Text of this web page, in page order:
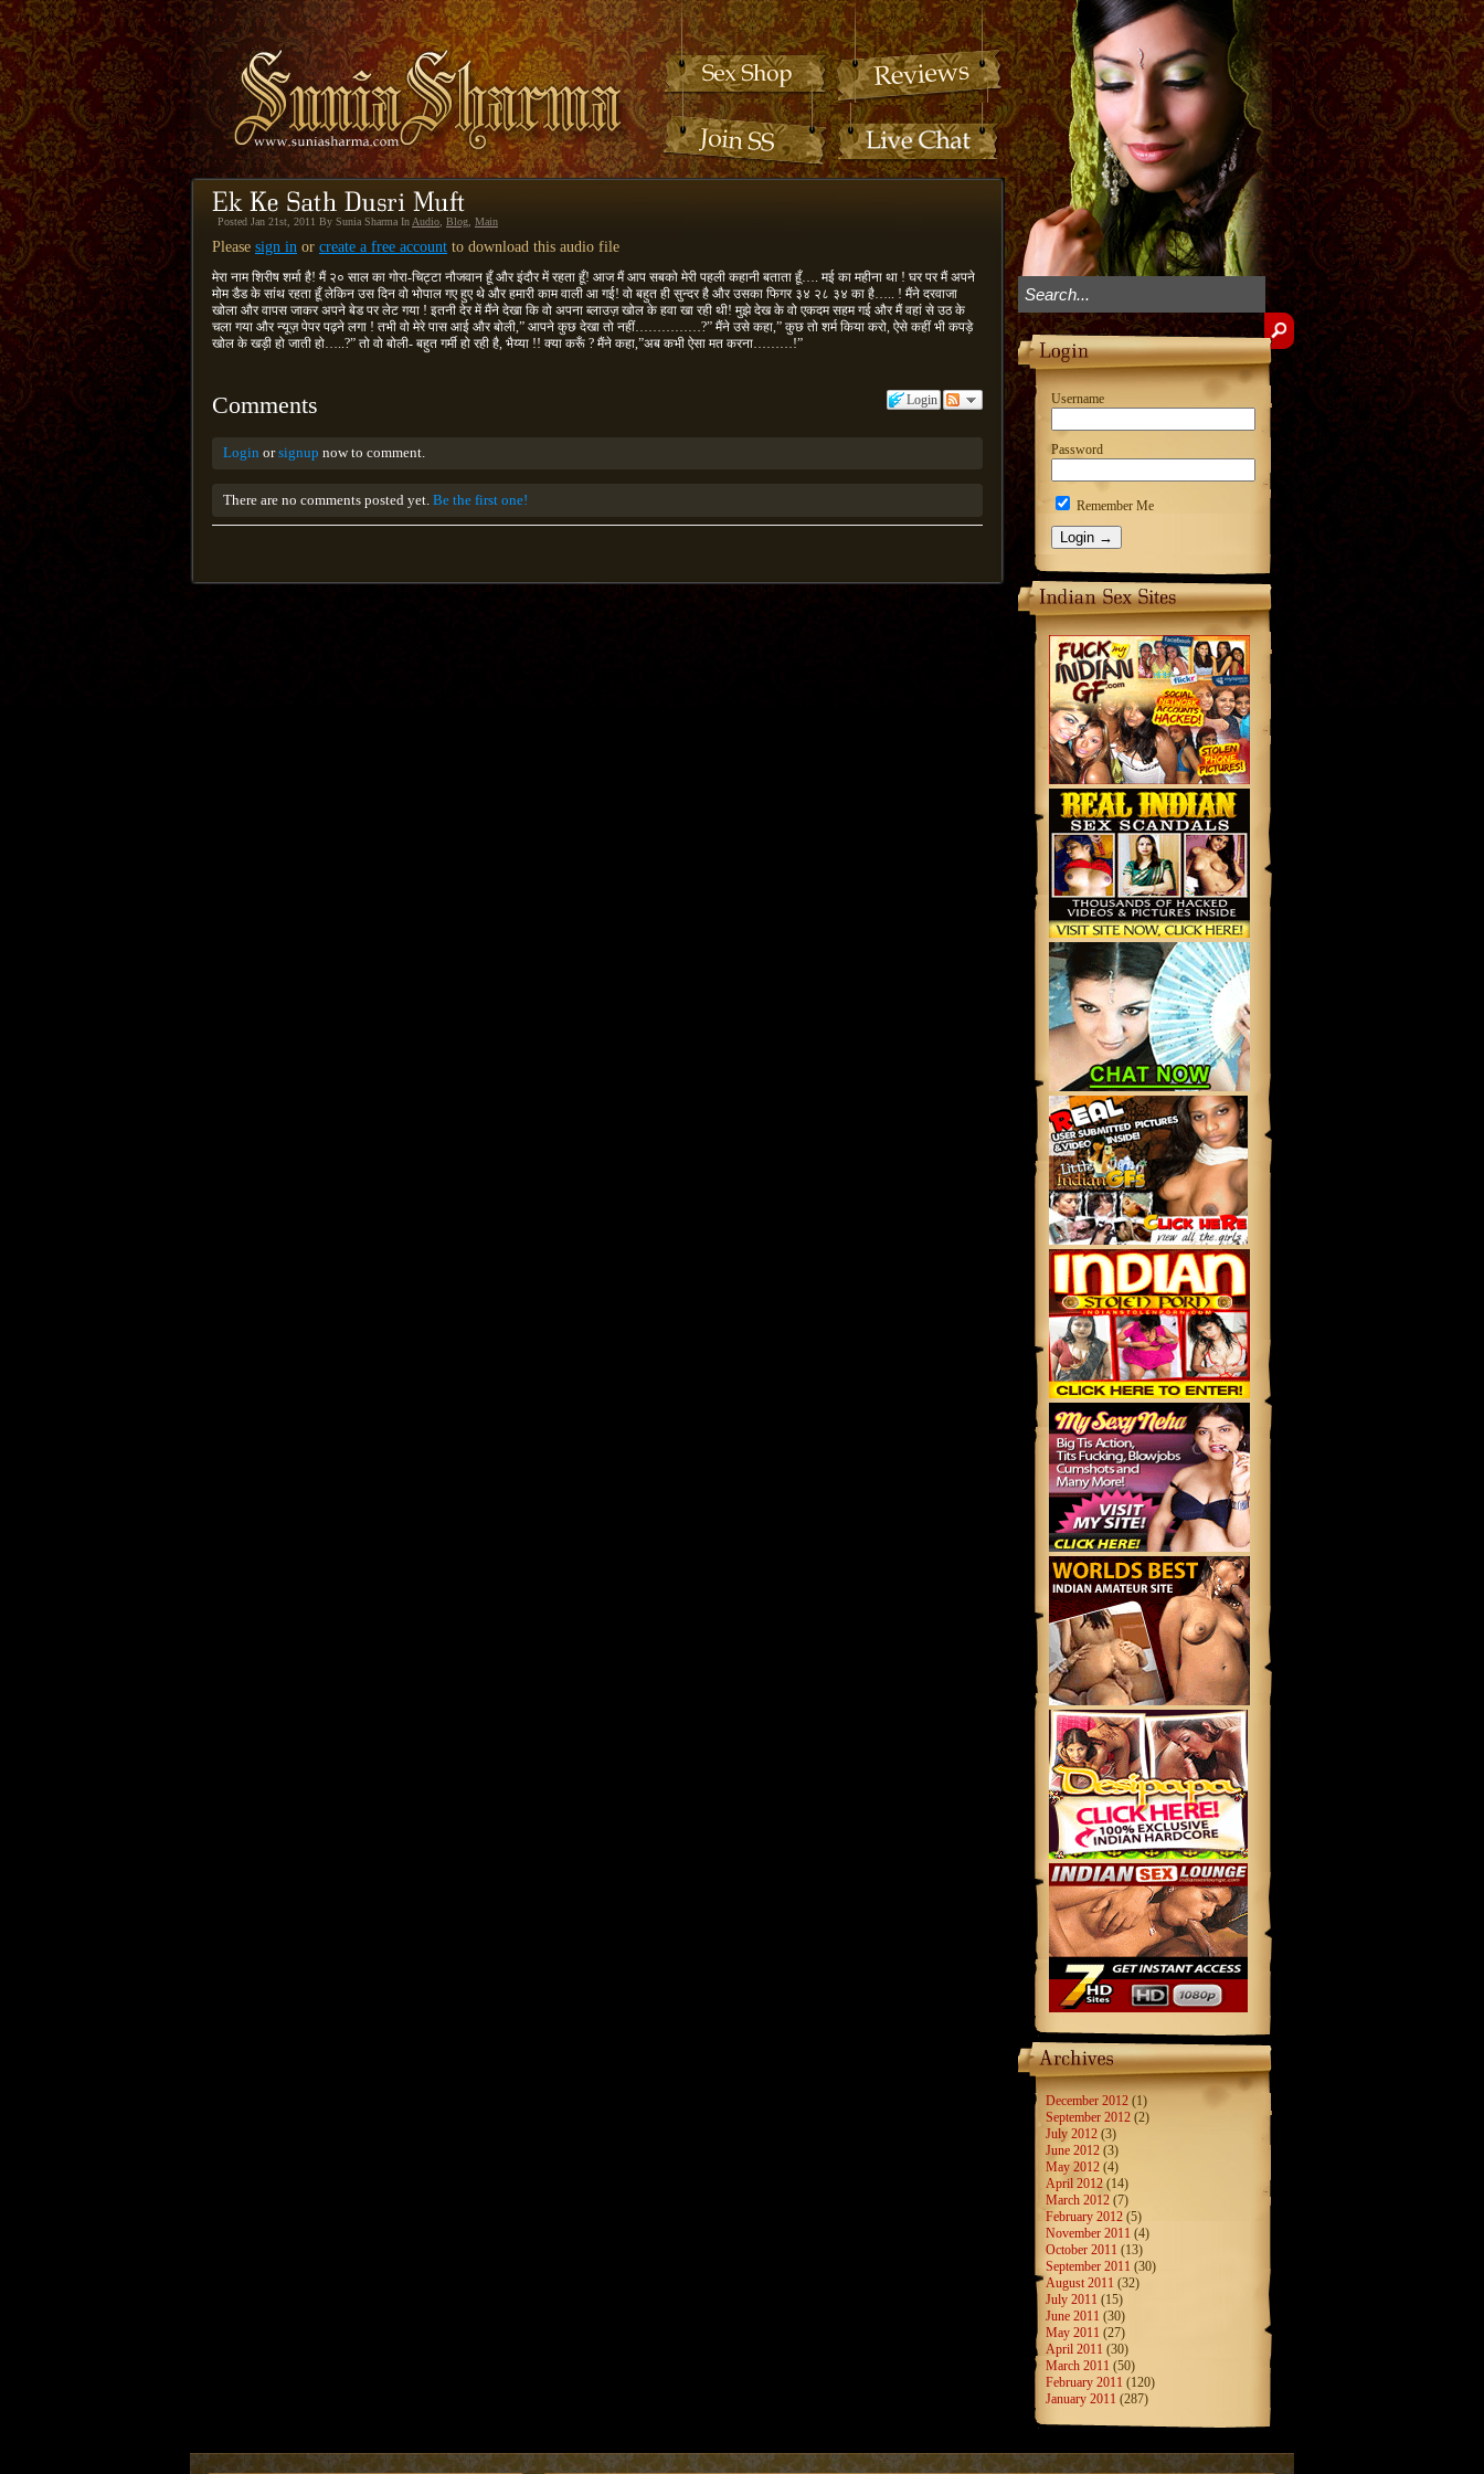
Posted Jan 21st, 2011 By Sunia Sharma In Audio Blog Main
Please sign in or create a free account to download this audio file
मेरा नाम शिरीष शर्मा है! मैं २० साल का गोरा-चिट्टा नौजवान हूँ और इंदौर में रहता हूँ! आज मैं आप सबको मेरी पहली कहानी बताता हूँ…. मई का महीना था ! घर पर मैं अपने
मोम डैड के सांथ रहता हूँ लेकिन उस दिन वो भोपाल गए हुए थे और हमारी काम वाली आ गई! वो बहुत ही सुन्दर है और उसका फिगर ३४ २८ ३४ का है….. ! मैंने दरवाजा
खोला और वापस जाकर अपने बेड पर लेट गया ! इतनी देर में मैंने देखा कि वो अपना ब्लाउज़ खोल के हवा खा रही थी! मुझे देख के वो एकदम सहम गई और मैं वहां से उठ के
चला गया और न्यूज़ पेपर पढ़ने लगा ! तभी वो मेरे पास आई और बोली,” आपने कुछ देखा तो नहीं……………?” मैंने उसे कहा,” कुछ तो शर्म किया करो, ऐसे कहीं भी कपड़े
खोल के खड़ी हो जाती हो…..?” तो वो बोली- बहुत गर्मी हो रही है, भैय्या !! क्या करूँ ? मैंने कहा,”अब कभी ऐसा मत करना………!”
Login
Comments
Login orsignup now to comment.
There are no comments posted yet.Be the first one!
Username
Password
Remember Me
December 2012 (1)
September 2012 (2)
July 2012 (3)
June 2012 (3)
May 2012 (4)
April 2012 (14)
March 2012 (7)
February 2012 (5)
November 2011 (4)
October 2011 (13)
September 2011 (30)
August 2011 (32)
July 2011 (15)
June 2011 (30)
May 2011 (27)
April 2011 (30)
March 2011 (50)
February 2011 (120)
January 2011 (287)